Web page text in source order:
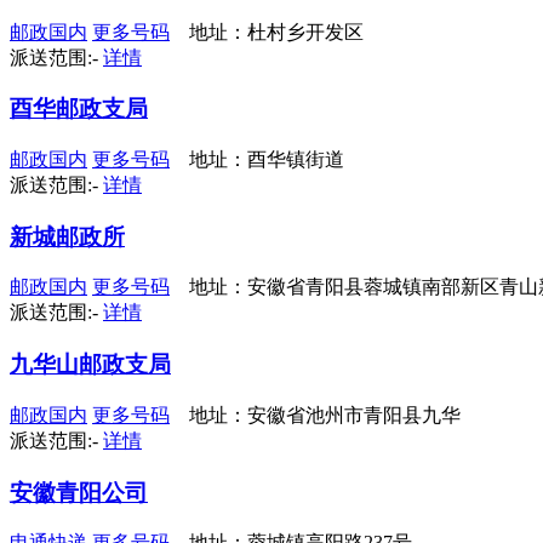
邮政国内 更多号码 地址：杜村乡开发区
派送范围:- 详情
酉华邮政支局
邮政国内 更多号码 地址：酉华镇街道
派送范围:- 详情
新城邮政所
邮政国内 更多号码 地址：安徽省青阳县蓉城镇南部新区青山
派送范围:- 详情
九华山邮政支局
邮政国内 更多号码 地址：安徽省池州市青阳县九华
派送范围:- 详情
安徽青阳公司